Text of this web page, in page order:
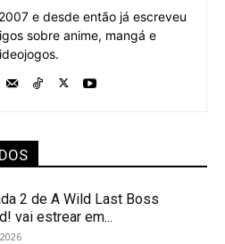
e desde então já escreveu
sobre anime, mangá e
2 de A Wild Last Boss
vai estrear em...